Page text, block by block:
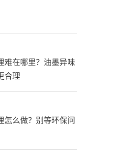
难在哪里？油墨异味
合理
怎么做？别等环保问